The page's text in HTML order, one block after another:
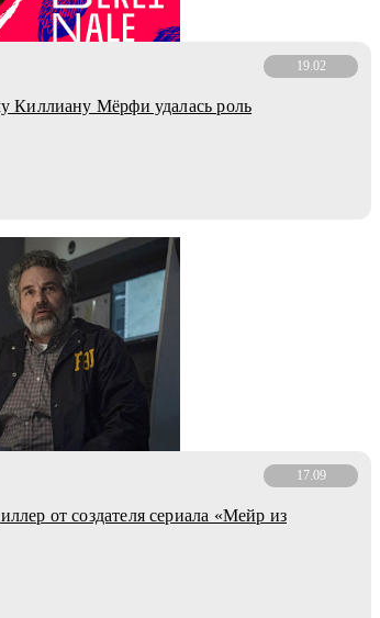
19.02
Киллиану Мёрфи удалась роль
17.09
от создателя сериала «Мейр из